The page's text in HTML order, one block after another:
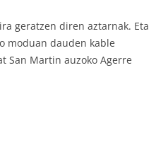
geratzen diren aztarnak. Eta
moduan dauden kable
San Martin auzoko Agerre